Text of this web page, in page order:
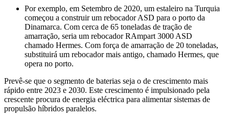
Por exemplo, em Setembro de 2020, um estaleiro na Turquia
começou a construir um rebocador ASD para o porto da
Dinamarca. Com cerca de 65 toneladas de tração de
amarração, seria um rebocador RAmpart 3000 ASD
chamado Hermes. Com força de amarração de 20 toneladas,
substituirá um rebocador mais antigo, chamado Hermes, que
opera no porto.
Prevê-se que o segmento de baterias seja o de crescimento mais
rápido entre 2023 e 2030. Este crescimento é impulsionado pela
crescente procura de energia eléctrica para alimentar sistemas de
propulsão híbridos paralelos.